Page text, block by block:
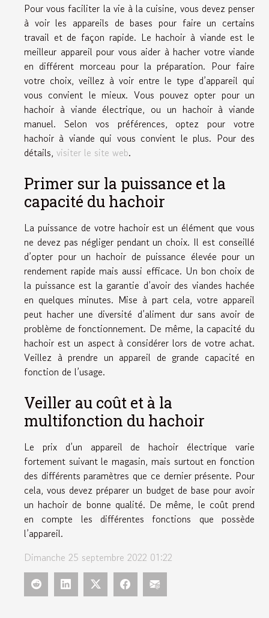
Pour vous faciliter la vie à la cuisine, vous devez penser
à voir les appareils de bases pour faire un certains
travail et de façon rapide. Le hachoir à viande est le
meilleur appareil pour vous aider à hacher votre viande
en différent morceau pour la préparation. Pour faire
votre choix, veillez à voir entre le type d’appareil qui
vous convient le mieux. Vous pouvez opter pour un
hachoir à viande électrique, ou un hachoir à viande
manuel. Selon vos préférences, optez pour votre
hachoir à viande qui vous convient le plus. Pour des
détails, visiter le site web.
Primer sur la puissance et la
capacité du hachoir
La puissance de votre hachoir est un élément que vous
ne devez pas négliger pendant un choix. Il est conseillé
d’opter pour un hachoir de puissance élevée pour un
rendement rapide mais aussi efficace. Un bon choix de
la puissance est la garantie d’avoir des viandes hachée
en quelques minutes. Mise à part cela, votre appareil
peut hacher une diversité d’aliment dur sans avoir de
problème de fonctionnement. De même, la capacité du
hachoir est un aspect à considérer lors de votre achat.
Veillez à prendre un appareil de grande capacité en
fonction de l’usage.
Veiller au coût et à la
multifonction du hachoir
Le prix d’un appareil de hachoir électrique varie
fortement suivant le magasin, mais surtout en fonction
des différents paramètres que ce dernier présente. Pour
cela, vous devez préparer un budget de base pour avoir
un hachoir de bonne qualité. De même, le coût prend
en compte les différentes fonctions que possède
l’appareil.
Dimanche 25 septembre 2022 01:22